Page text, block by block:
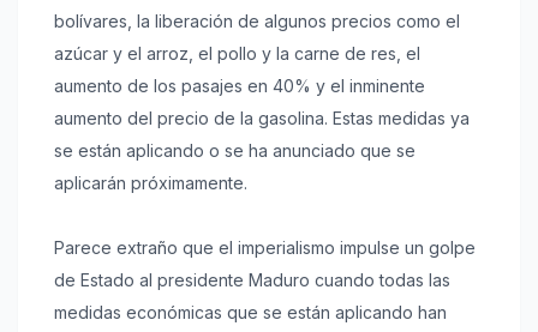
bolívares, la liberación de algunos precios como el
azúcar y el arroz, el pollo y la carne de res, el
aumento de los pasajes en 40% y el inminente
aumento del precio de la gasolina. Estas medidas ya
se están aplicando o se ha anunciado que se
aplicarán próximamente.
Parece extraño que el imperialismo impulse un golpe
de Estado al presidente Maduro cuando todas las
medidas económicas que se están aplicando han